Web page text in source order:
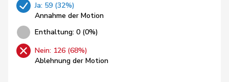
Ja: 59 (32%)
Annahme der Motion
Enthaltung: 0 (0%)
Nein: 126 (68%)
Ablehnung der Motion